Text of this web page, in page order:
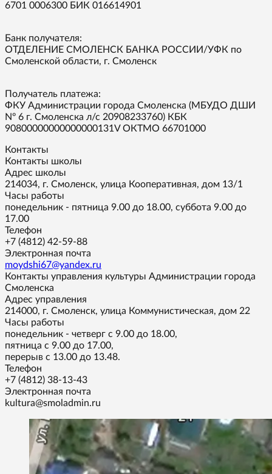
6701 0006300 БИК 016614901
Банк получателя:
ОТДЕЛЕНИЕ СМОЛЕНСК БАНКА РОССИИ/УФК по
Смоленской области, г. Смоленск
Получатель платежа:
ФКУ Администрации города Смоленска (МБУДО ДШИ
Nº 6 г. Смоленска л/с 20908233760) КБК
90800000000000000131V ОКТМО 66701000
Контакты
Контакты школы
Адрес школы
214034, г. Смоленск, улица Кооперативная, дом 13/1
Часы работы
понедельник - пятница 9.00 до 18.00, суббота 9.00 до
17.00
Телефон
+7 (4812) 42-59-88
Электронная почта
moydshi67@yandex.ru
Контакты управления культуры Администрации города
Смоленска
Адрес управления
214000, г. Смоленск, улица Коммунистическая, дом 22
Часы работы
понедельник - четверг с 9.00 до 18.00,
пятница с 9.00 до 17.00,
перерыв с 13.00 до 13.48.
Телефон
+7 (4812) 38-13-43
Электронная почта
kultura@smoladmin.ru